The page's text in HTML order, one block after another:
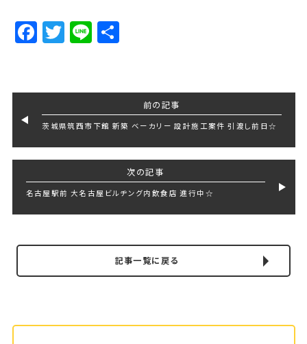
Facebook
Twitter
LineShare
前の記事
茨城県筑西市下館 新築 ベーカリー 設計施工案件 引渡し前日☆
次の記事
名古屋駅前 大名古屋ビルヂング内飲食店 進行中☆
記事一覧に戻る